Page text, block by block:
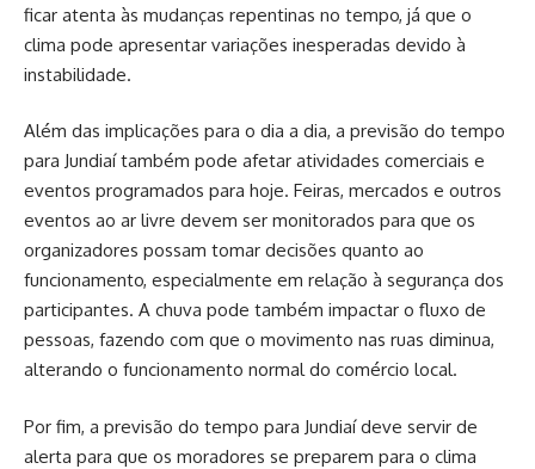
ficar atenta às mudanças repentinas no tempo, já que o
clima pode apresentar variações inesperadas devido à
instabilidade.
Além das implicações para o dia a dia, a previsão do tempo
para Jundiaí também pode afetar atividades comerciais e
eventos programados para hoje. Feiras, mercados e outros
eventos ao ar livre devem ser monitorados para que os
organizadores possam tomar decisões quanto ao
funcionamento, especialmente em relação à segurança dos
participantes. A chuva pode também impactar o fluxo de
pessoas, fazendo com que o movimento nas ruas diminua,
alterando o funcionamento normal do comércio local.
Por fim, a previsão do tempo para Jundiaí deve servir de
alerta para que os moradores se preparem para o clima